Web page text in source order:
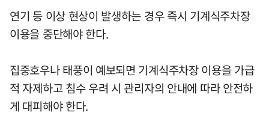
연기 등 이상 현상이 발생하는 경우 즉시 기계식주차장
이용을 중단해야 한다.
집중호우나 태풍이 예보되면 기계식주차장 이용을 가급
적 자제하고 침수 우려 시 관리자의 안내에 따라 안전하
게 대피해야 한다.